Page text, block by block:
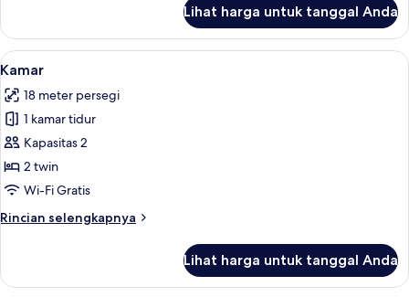
Kamar
Lihat harga untuk tanggal Anda
Lihat
semua
foto
untuk
Kamar
Kamar | Brankas, setrika/meja
10
Kamar
18 meter persegi
1 kamar tidur
Kapasitas 2
2 twin
Wi-Fi Gratis
Rincian selengkapnya
Rincian
Kamar
Lihat harga untuk tanggal Anda